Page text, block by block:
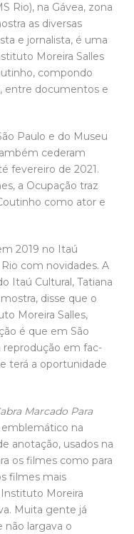
Rio), na Gávea, zona
as diversas
e jornalista, é uma
Moreira Salles
compondo
entre documentos e
Paulo e do Museu
cederam
fevereiro de 2021.
a Ocupação traz
como ator e
2019 no Itaú
com novidades. A
Itaú Cultural, Tatiana
disse que o
Moreira Salles,
é que em São
reprodução em fac-
terá a oportunidade
Marcado Para
na
anotação, usados na
os filmes como para
filmes mais
Moreira
Muita gente já
largava o